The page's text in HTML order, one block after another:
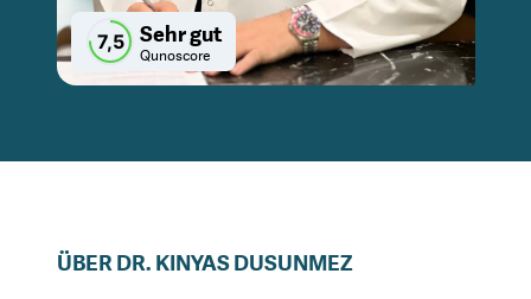
7,5 Sehr gut
Qunoscore
ÜBER DR. KINYASDUSUNMEZ